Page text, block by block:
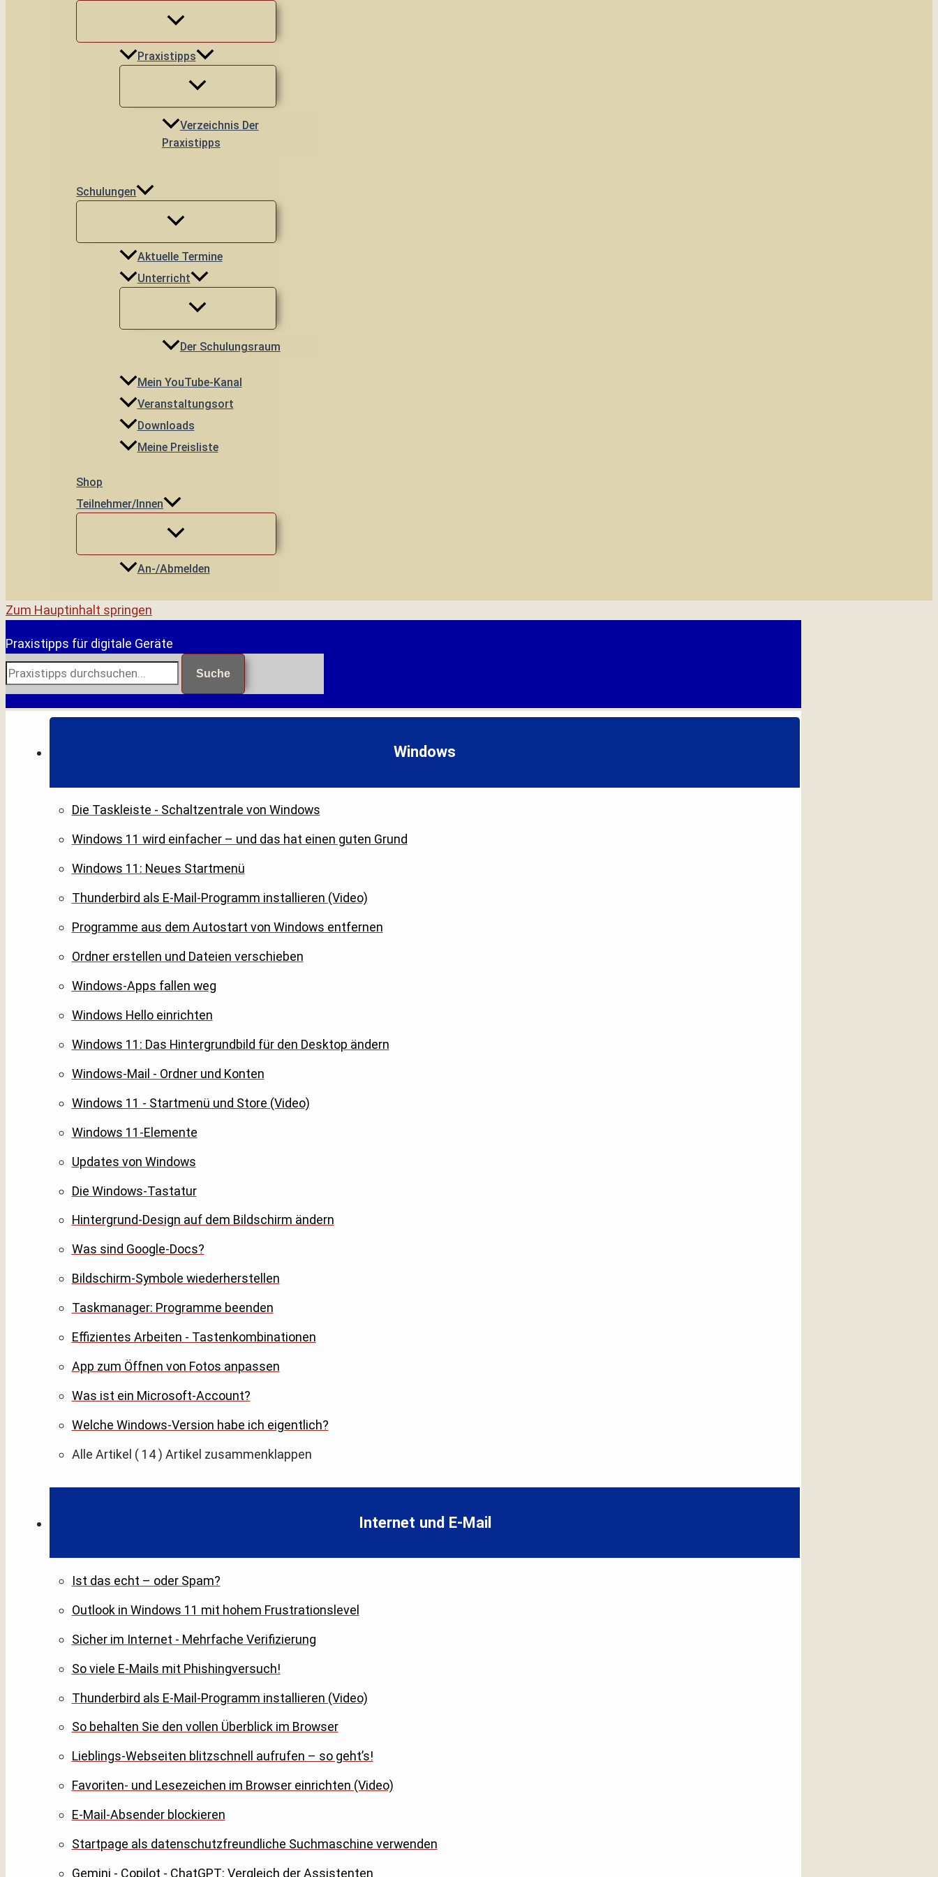
Praxistipps
Verzeichnis Der
Praxistipps
Schulungen
Aktuelle Termine
Unterricht
Der Schulungsraum
Mein YouTube-Kanal
Veranstaltungsort
Downloads
Meine Preisliste
Shop
Teilnehmer/innen
An-/Abmelden
Zum Hauptinhalt springen
Praxistipps für digitale Geräte
Suche
Windows
Die Taskleiste - Schaltzentrale von Windows
Windows 11 wird einfacher – und das hat einen guten Grund
Windows 11: Neues Startmenü
Thunderbird als E-Mail-Programm installieren (Video)
Programme aus dem Autostart von Windows entfernen
Ordner erstellen und Dateien verschieben
Windows-Apps fallen weg
Windows Hello einrichten
Windows 11: Das Hintergrundbild für den Desktop ändern
Windows-Mail - Ordner und Konten
Windows 11 - Startmenü und Store (Video)
Windows 11-Elemente
Updates von Windows
Die Windows-Tastatur
Hintergrund-Design auf dem Bildschirm ändern
Was sind Google-Docs?
Bildschirm-Symbole wiederherstellen
Taskmanager: Programme beenden
Effizientes Arbeiten - Tastenkombinationen
App zum Öffnen von Fotos anpassen
Was ist ein Microsoft-Account?
Welche Windows-Version habe ich eigentlich?
Alle Artikel ( 14 ) Artikel zusammenklappen
Internet und E-Mail
Ist das echt – oder Spam?
Outlook in Windows 11 mit hohem Frustrationslevel
Sicher im Internet - Mehrfache Verifizierung
So viele E-Mails mit Phishingversuch!
Thunderbird als E-Mail-Programm installieren (Video)
So behalten Sie den vollen Überblick im Browser
Lieblings-Webseiten blitzschnell aufrufen – so geht’s!
Favoriten- und Lesezeichen im Browser einrichten (Video)
E-Mail-Absender blockieren
Startpage als datenschutzfreundliche Suchmaschine verwenden
Gemini - Copilot - ChatGPT: Vergleich der Assistenten